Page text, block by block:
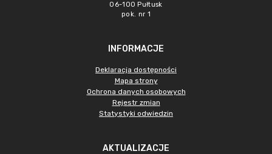
06-100 Pułtusk
pok. nr 1
INFORMACJE
Deklaracja dostępności
Mapa strony
Ochrona danych osobowych
Rejestr zmian
Statystyki odwiedzin
AKTUALIZACJE